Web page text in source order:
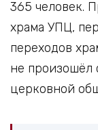
365 человек.
храма УПЦ,
переходов
не произошёл
церковной